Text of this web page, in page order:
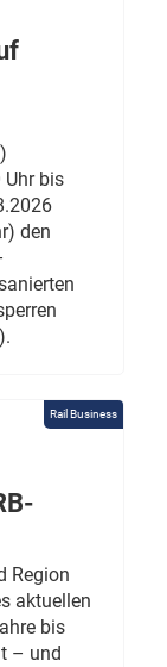
Uhr bis
den
Rail Business
Region
aktuellen
bis
– und